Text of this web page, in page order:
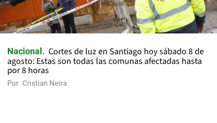
Nacional
Cortes de luz en Santiago hoy sábado 8 de
agosto: Estas son todas las comunas afectadas hasta
por 8 horas
Por Cristian Neira